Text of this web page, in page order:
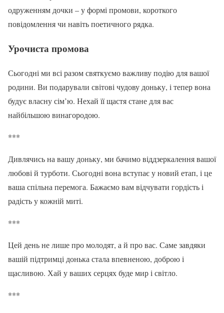
одруженням дочки – у формі промови, короткого
повідомлення чи навіть поетичного рядка.
Урочиста промова
Сьогодні ми всі разом святкуємо важливу подію для вашої
родини. Ви подарували світові чудову доньку, і тепер вона
будує власну сім’ю. Нехай її щастя стане для вас
найбільшою винагородою.
***
Дивлячись на вашу доньку, ми бачимо віддзеркалення вашої
любові й турботи. Сьогодні вона вступає у новий етап, і це
ваша спільна перемога. Бажаємо вам відчувати гордість і
радість у кожній миті.
***
Цей день не лише про молодят, а й про вас. Саме завдяки
вашій підтримці донька стала впевненою, доброю і
щасливою. Хай у ваших серцях буде мир і світло.
***